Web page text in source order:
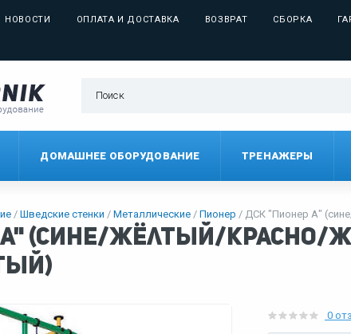
НОВОСТИ ОПЛАТА И ДОСТАВКА ВОЗВРАТ СБОРКА
ДОМАШНЕЕ ОБОРУДОВАНИЕ ТРЕНАЖЕРЫ
Шведские стенки Металлические Пионер ДСК "Пионер А"
А" (сине/жёлтый/
0